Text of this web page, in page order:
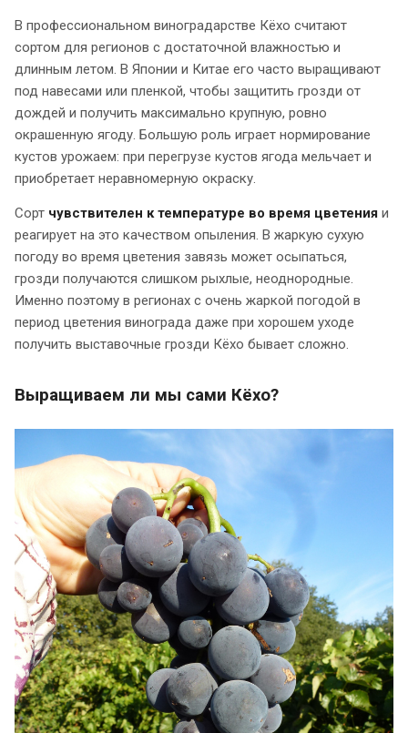
В профессиональном виноградарстве Кёхо считают
сортом для регионов с достаточной влажностью и
длинным летом. В Японии и Китае его часто выращивают
под навесами или пленкой, чтобы защитить грозди от
дождей и получить максимально крупную, ровно
окрашенную ягоду. Большую роль играет нормирование
кустов урожаем: при перегрузе кустов ягода мельчает и
приобретает неравномерную окраску.
Сорт чувствителен к температуре во время цветения и
реагирует на это качеством опыления. В жаркую сухую
погоду во время цветения завязь может осыпаться,
грозди получаются слишком рыхлые, неоднородные.
Именно поэтому в регионах с очень жаркой погодой в
период цветения винограда даже при хорошем уходе
получить выставочные грозди Кёхо бывает сложно.
Выращиваем ли мы сами Кёхо?